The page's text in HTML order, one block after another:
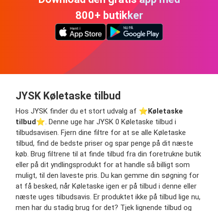
800+ butikker
JYSK Køletaske tilbud
Hos JYSK finder du et stort udvalg af ⭐️ Køletaske
tilbud⭐️. Denne uge har JYSK 0 Køletaske tilbud i
tilbudsavisen. Fjern dine filtre for at se alle Køletaske
tilbud, find de bedste priser og spar penge på dit næste
køb. Brug filtrene til at finde tilbud fra din foretrukne butik
eller på dit yndlingsprodukt for at handle så billigt som
muligt, til den laveste pris. Du kan gemme din søgning for
at få besked, når Køletaske igen er på tilbud i denne eller
næste uges tilbudsavis. Er produktet ikke på tilbud lige nu,
men har du stadig brug for det? Tjek lignende tilbud og